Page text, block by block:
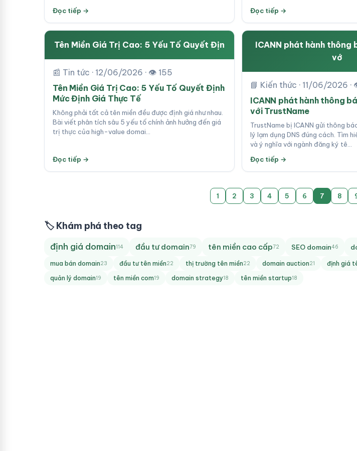
Đọc tiếp →
Đọc tiếp →
Tên Miền Giá Trị Cao: 5 Yếu Tố Quyết Địn
📰 Tin tức · 12/06/2026 · 👁 155
Tên Miền Giá Trị Cao: 5 Yếu Tố Quyết Định
Mức Định Giá Thực Tế
Không phải tất cả tên miền đều được định giá như nhau.
Bài viết phân tích sâu 5 yếu tố chính ảnh hưởng đến giá
trị thực của high-value domai…
Đọc tiếp →
ICANN phát hành thông
vớ
📘 Kiến thức · 11/06/2026 ·
ICANN phát hành thông
với TrustName
TrustName bị ICANN gửi thông
lý lạm dụng DNS đúng cách. Tìm
và ý nghĩa với ngành đăng ký tê…
Đọc tiếp →
1 2 3 4 5 6 7 8
🏷 Khám phá theo tag
định giá domain114 đầu tư domain79 tên miền cao cấp72 SEO domain46
mua bán domain23 đầu tư tên miền22 thị trường tên miền22 domain auction21 định giá
quản lý domain19 tên miền com19 domain strategy18 tên miền startup18